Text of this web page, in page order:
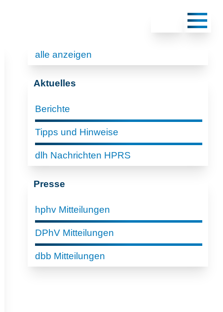
alle anzeigen
Aktuelles
Berichte
Tipps und Hinweise
dlh Nachrichten HPRS
Presse
hphv Mitteilungen
DPhV Mitteilungen
dbb Mitteilungen